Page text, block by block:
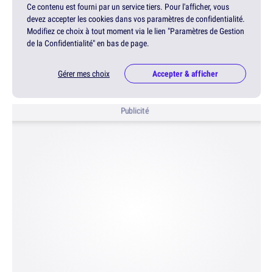
Ce contenu est fourni par un service tiers. Pour l'afficher, vous
devez accepter les cookies dans vos paramètres de confidentialité.
Modifiez ce choix à tout moment via le lien "Paramètres de Gestion
de la Confidentialité" en bas de page.
Gérer mes choix Accepter & afficher
Publicité